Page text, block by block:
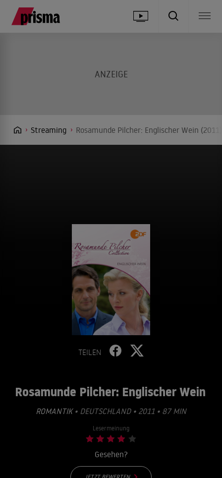
Streaming Rosamunde Pilcher: Englischer Wein
TEILEN
Rosamunde Pilcher: Englischer Wein
ROMANTIK• DEUTSCHLAND • 2011 • 87 MIN
Lesermeinung
Gesehen?